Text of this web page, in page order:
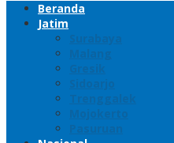
Beranda
Jatim
Surabaya
Malang
Gresik
Sidoarjo
Trenggalek
Mojokerto
Pasuruan